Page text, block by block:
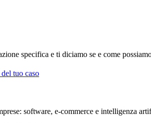
specifica e ti diciamo se e come
tuo caso
software, e-commerce e intelligenza